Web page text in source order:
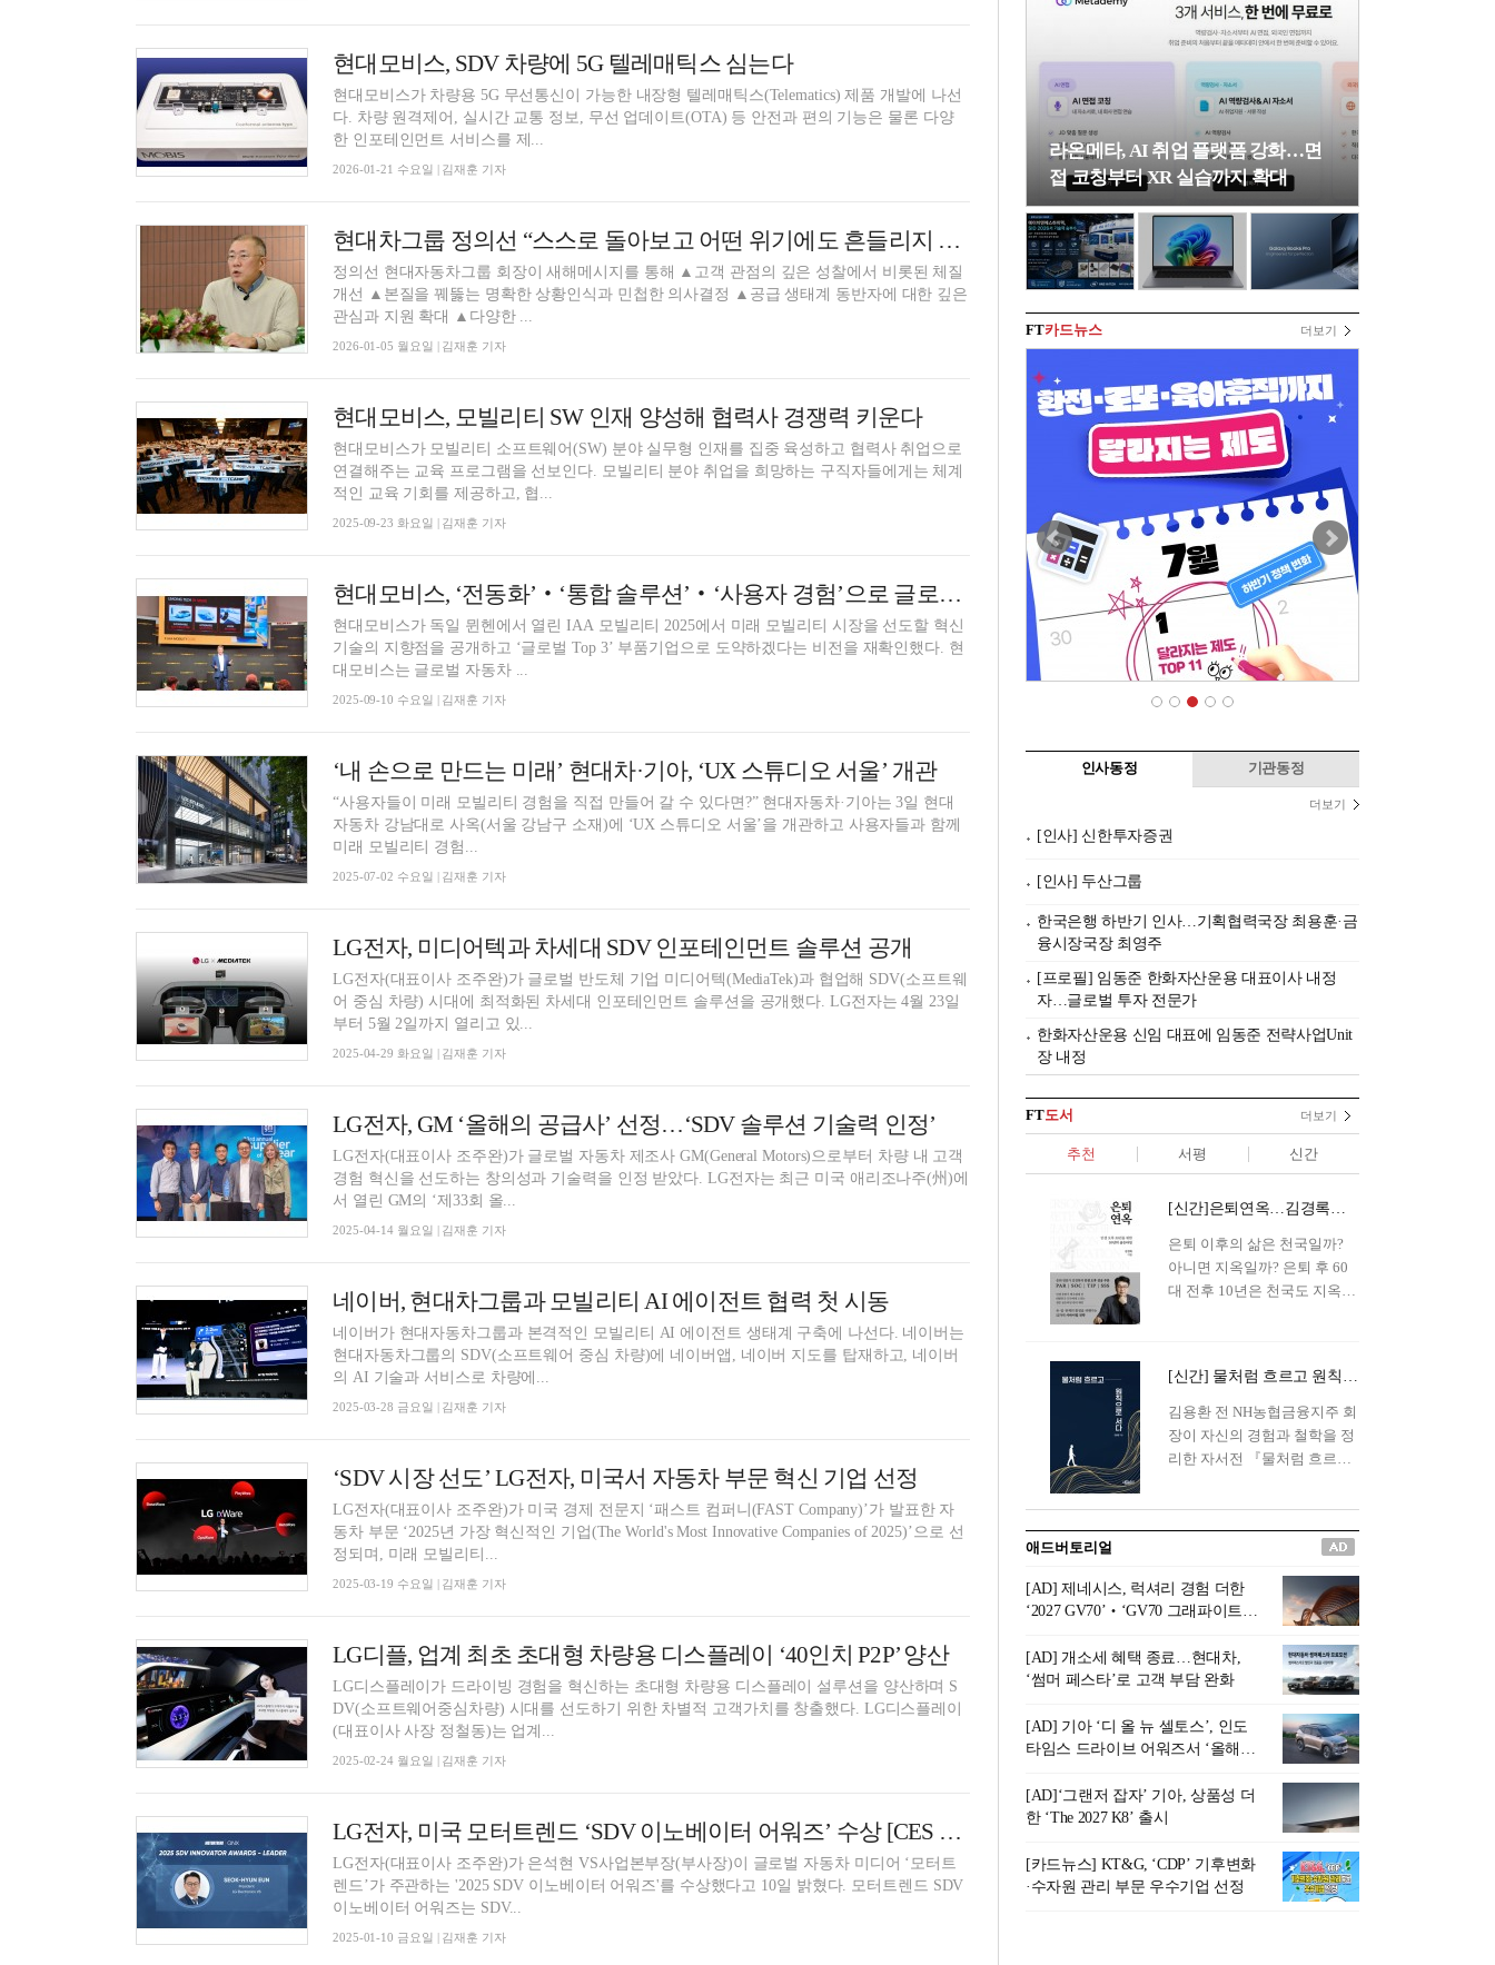
현대모비스, SDV 차량에 5G 텔레매틱스 심는다
현대모비스가 차량용 5G 무선통신이 가능한 내장형 텔레매틱스(Telematics) 제품 개발에 나선
다. 차량 원격제어, 실시간 교통 정보, 무선 업데이트(OTA) 등 안전과 편의 기능은 물론 다양
한 인포테인먼트 서비스를 제...
2026-01-21 수요일 | 김재훈 기자
현대차그룹 정의선 “스스로 돌아보고 어떤 위기에도 흔들리지 않을 것” [2026 신년사]
정의선 현대자동차그룹 회장이 새해메시지를 통해 ▲고객 관점의 깊은 성찰에서 비롯된 체질
개선 ▲본질을 꿰뚫는 명확한 상황인식과 민첩한 의사결정 ▲공급 생태계 동반자에 대한 깊은
관심과 지원 확대 ▲다양한 ...
2026-01-05 월요일 | 김재훈 기자
현대모비스, 모빌리티 SW 인재 양성해 협력사 경쟁력 키운다
현대모비스가 모빌리티 소프트웨어(SW) 분야 실무형 인재를 집중 육성하고 협력사 취업으로
연결해주는 교육 프로그램을 선보인다. 모빌리티 분야 취업을 희망하는 구직자들에게는 체계
적인 교육 기회를 제공하고, 협...
2025-09-23 화요일 | 김재훈 기자
현대모비스, ‘전동화’‧‘통합 솔루션’‧‘사용자 경험’으로 글로벌 톱3 노린다
현대모비스가 독일 뮌헨에서 열린 IAA 모빌리티 2025에서 미래 모빌리티 시장을 선도할 혁신
기술의 지향점을 공개하고 ‘글로벌 Top 3’ 부품기업으로 도약하겠다는 비전을 재확인했다. 현
대모비스는 글로벌 자동차 ...
2025-09-10 수요일 | 김재훈 기자
‘내 손으로 만드는 미래’ 현대차·기아, ‘UX 스튜디오 서울’ 개관
“사용자들이 미래 모빌리티 경험을 직접 만들어 갈 수 있다면?” 현대자동차·기아는 3일 현대
자동차 강남대로 사옥(서울 강남구 소재)에 ‘UX 스튜디오 서울’을 개관하고 사용자들과 함께
미래 모빌리티 경험...
2025-07-02 수요일 | 김재훈 기자
LG전자, 미디어텍과 차세대 SDV 인포테인먼트 솔루션 공개
LG전자(대표이사 조주완)가 글로벌 반도체 기업 미디어텍(MediaTek)과 협업해 SDV(소프트웨
어 중심 차량) 시대에 최적화된 차세대 인포테인먼트 솔루션을 공개했다. LG전자는 4월 23일
부터 5월 2일까지 열리고 있...
2025-04-29 화요일 | 김재훈 기자
LG전자, GM ‘올해의 공급사’ 선정…‘SDV 솔루션 기술력 인정’
LG전자(대표이사 조주완)가 글로벌 자동차 제조사 GM(General Motors)으로부터 차량 내 고객
경험 혁신을 선도하는 창의성과 기술력을 인정 받았다. LG전자는 최근 미국 애리조나주(州)에
서 열린 GM의 ‘제33회 올...
2025-04-14 월요일 | 김재훈 기자
네이버, 현대차그룹과 모빌리티 AI 에이전트 협력 첫 시동
네이버가 현대자동차그룹과 본격적인 모빌리티 AI 에이전트 생태계 구축에 나선다. 네이버는
현대자동차그룹의 SDV(소프트웨어 중심 차량)에 네이버앱, 네이버 지도를 탑재하고, 네이버
의 AI 기술과 서비스로 차량에...
2025-03-28 금요일 | 김재훈 기자
‘SDV 시장 선도’ LG전자, 미국서 자동차 부문 혁신 기업 선정
LG전자(대표이사 조주완)가 미국 경제 전문지 ‘패스트 컴퍼니(FAST Company)’가 발표한 자
동차 부문 ‘2025년 가장 혁신적인 기업(The World's Most Innovative Companies of 2025)’으로 선
정되며, 미래 모빌리티...
2025-03-19 수요일 | 김재훈 기자
LG디플, 업계 최초 초대형 차량용 디스플레이 ‘40인치 P2P’ 양산
LG디스플레이가 드라이빙 경험을 혁신하는 초대형 차량용 디스플레이 설루션을 양산하며 S
DV(소프트웨어중심차량) 시대를 선도하기 위한 차별적 고객가치를 창출했다. LG디스플레이
(대표이사 사장 정철동)는 업계...
2025-02-24 월요일 | 김재훈 기자
LG전자, 미국 모터트렌드 ‘SDV 이노베이터 어워즈’ 수상 [CES 2025]
LG전자(대표이사 조주완)가 은석현 VS사업본부장(부사장)이 글로벌 자동차 미디어 ‘모터트
렌드’가 주관하는 '2025 SDV 이노베이터 어워즈'를 수상했다고 10일 밝혔다. 모터트렌드 SDV
이노베이터 어워즈는 SDV...
2025-01-10 금요일 | 김재훈 기자
라온메타, AI 취업 플랫폼 강화…면
접 코칭부터 XR 실습까지 확대
FT카드뉴스 더보기
인사동정 기관동정
더보기
[인사] 신한투자증권
[인사] 두산그룹
한국은행 하반기 인사…기획협력국장 최용훈·금
융시장국장 최영주
[프로필] 임동준 한화자산운용 대표이사 내정
자…글로벌 투자 전문가
한화자산운용 신임 대표에 임동준 전략사업Unit
장 내정
FT도서 더보기
추천 서평 신간
[신간]은퇴연옥…김경록의 은퇴 후 삶의 나침반
은퇴 이후의 삶은 천국일까?
아니면 지옥일까? 은퇴 후 60
대 전후 10년은 천국도 지옥도
은퇴 설계를 가이드해 온 김경
록 옵투스자산운용의 고문이
신간 『은퇴연옥』을 내놓았
다.단테는 지옥을 '모든 희망을
록 고문은 새로운 시각을 제시
0년의 과도기는 지옥이 아니라
정화와 성장의 공간인 ‘은퇴연
옥(Purgatory)’이라는 것이다.
연옥은 고통스럽지만 끝이 있
으며, 준비를 통해 천국으로 나
아갈 수 있는 희망의 장소라고
말한
[신간] 물처럼 흐르고 원칙으로 서다…김용환의 통찰을 담다
김용환 전 NH농협금융지주 회
장이 자신의 경험과 철학을 정
리한 자서전 『물처럼 흐르고
통 관료 출신으로 한국 금융의
주요 변곡점마다 중요한 역할
을 하고 금융 경영인으로서 큰
족적을 남긴 김 전 회장이 후배
세대에게 전하는 삶의 조언을
담은 인생 노트다.『물처럼 흐
르고 원칙으로 서다』는 단순
한 자서전을 넘어, 실패를 두려
워하지 않는 용기와 자신에 대
한 믿음이 어떻게 삶을 풍요롭
게 만드는지를 보여주는 지혜
의 보고로 평가된다.김용환 전
회장은 “인생의 목표가 크더라
도 조급해하지 말고 작은 것부
터 하나 하나 성취해 나가
라”고 조언한다. 뼈아픈 실패
조차 성공의 뼈대가 된다는 긍
애드버토리얼
[AD] 제네시스, 럭셔리 경험 더한
‘2027 GV70’‧‘GV70 그래파이트’
[AD] 개소세 혜택 종료…현대차,
‘썸머 페스타’로 고객 부담 완화
[AD] 기아 ‘디 올 뉴 셀토스’, 인도
타임스 드라이브 어워즈서 ‘올해의
[AD]‘그랜저 잡자’ 기아, 상품성 더
한 ‘The 2027 K8’ 출시
[카드뉴스] KT&G, ‘CDP’ 기후변화
·수자원 관리 부문 우수기업 선정